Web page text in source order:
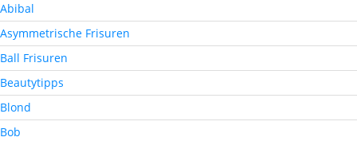
Abibal
Asymmetrische Frisuren
Ball Frisuren
Beautytipps
Blond
Bob